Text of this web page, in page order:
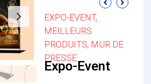
EXPO-EVENT,
MEILLEURS
PRODUITS, MUR DE
PRESSE
Expo-Event